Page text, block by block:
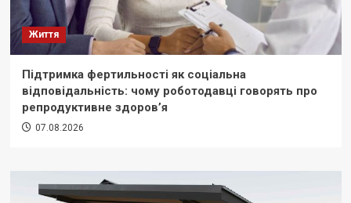
Життя
Підтримка фертильності як соціальна
відповідальність: чому роботодавці говорять про
репродуктивне здоров’я
07.08.2026